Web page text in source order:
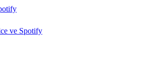
ve Spotify